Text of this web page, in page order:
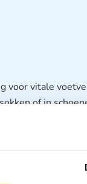
voor vitale
of in